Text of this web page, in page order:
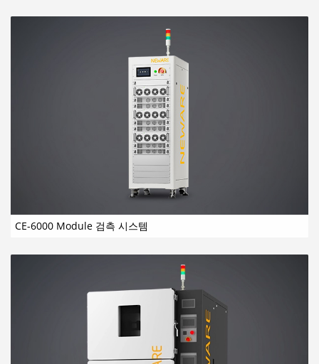
CE-6000 Module 검측 시스템